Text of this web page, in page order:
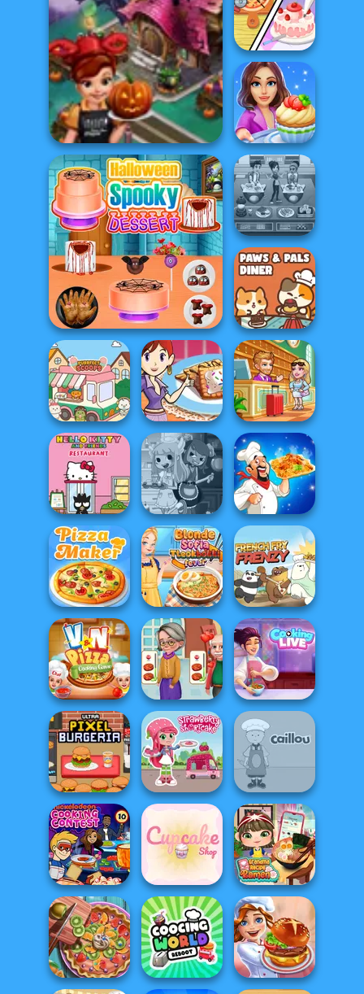
Halloween Pizzeria
Cooking Fast Halloween
Halloween Spooky
Dessert
Cooking
Restaurant
Kitchen
Dolly's
Restaurant
Organising
Cooking Stories:
Fun Cafe
Cooking Cafe
Food Chef
Paws & Pals
Diner
Purr-fect Scoops
Sara's Cooking
Class: Mini Pop...
Hotel Fever
Tycoon
Hello Kitty And
Friends Restau...
Devilish Cooking Biryani Recipes
The Pizza Maker
Blonde Sofia:
Tteokbokki Fever
French Fry Frenzy
V And N Pizza
Cooking Game
Cooking
Madness
Cooking Live: Be
a Chef&Cook
Ultra Pixel
Burgeria
Strawberry
Shortcake
Caillou Chef
Nickelodeon
Cooking Contest
Cupcake Shop
Grandma Recipe
Ramen